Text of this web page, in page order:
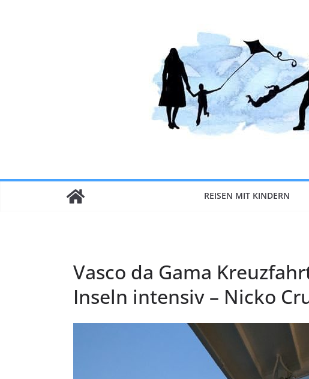
REISEN MIT KINDERN
Vasco da Gama
Inseln intensiv – Nicko